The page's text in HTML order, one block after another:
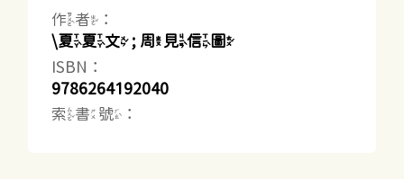
作者：
\夏夏文 ; 周見信圖
ISBN：
9786264192040
索書號：